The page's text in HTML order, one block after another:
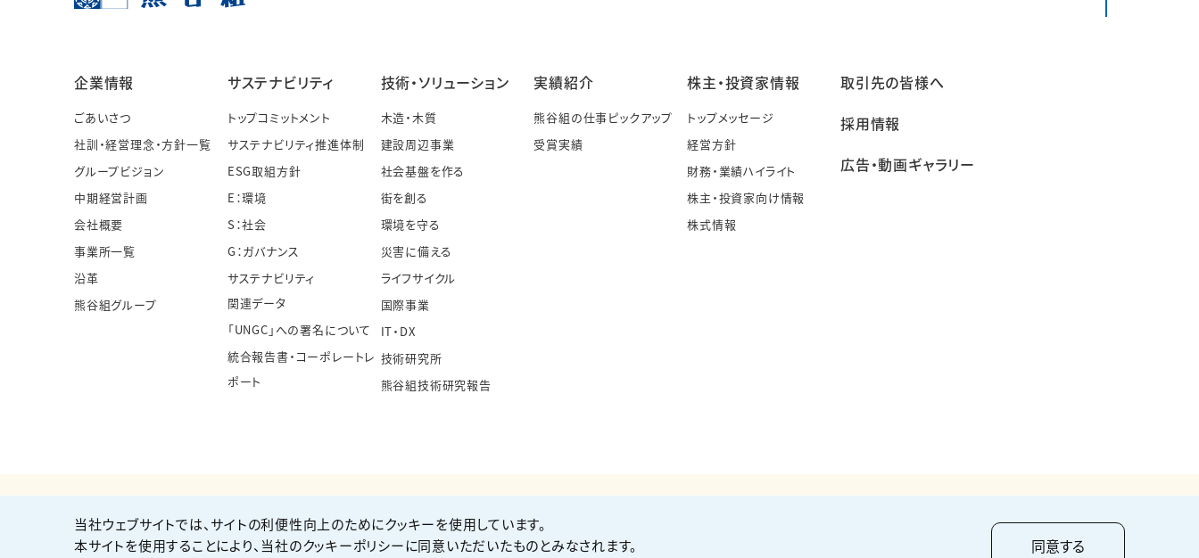
企業情報
ごあいさつ
社訓・経営理念・方針一覧
グループビジョン
中期経営計画
会社概要
事業所一覧
沿革
熊谷組グループ
サステナビリティ
トップコミットメント
サステナビリティ推進体制
ESG取組方針
E：環境
S：社会
G：ガバナンス
サステナビリティ
関連データ
「UNGC」への署名について
統合報告書・コーポレートレ
ポート
技術・ソリューション
木造・木質
建設周辺事業
社会基盤を作る
街を創る
環境を守る
災害に備える
ライフサイクル
国際事業
IT・DX
技術研究所
熊谷組技術研究報告
実績紹介
熊谷組の仕事ピックアップ
受賞実績
株主・投資家情報
トップメッセージ
経営方針
財務・業績ハイライト
株主・投資家向け情報
株式情報
取引先の皆様へ
採用情報
広告・動画ギャラリー
個人情報保護方針 サイト利用規約 サイトマップ お問い合わせ KUMAGAI GUMI CO.,LTD All Rights Reserved.
当社ウェブサイトでは、サイトの利便性向上のためにクッキーを使用しています。
本サイトを使用することにより、当社のクッキーポリシーに同意いただいたものとみなされます。
同意する